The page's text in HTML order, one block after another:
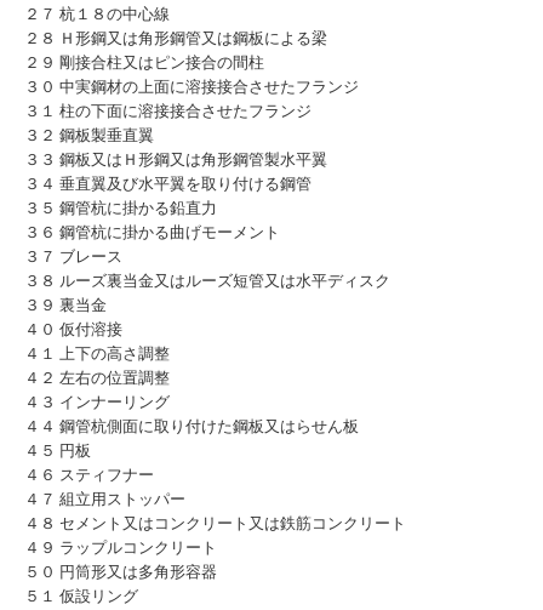
２７ 杭１８の中心線
２８ Ｈ形鋼又は角形鋼管又は鋼板による梁
２９ 剛接合柱又はピン接合の間柱
３０ 中実鋼材の上面に溶接接合させたフランジ
３１ 柱の下面に溶接接合させたフランジ
３２ 鋼板製垂直翼
３３ 鋼板又はＨ形鋼又は角形鋼管製水平翼
３４ 垂直翼及び水平翼を取り付ける鋼管
３５ 鋼管杭に掛かる鉛直力
３６ 鋼管杭に掛かる曲げモーメント
３７ ブレース
３８ ルーズ裏当金又はルーズ短管又は水平ディスク
３９ 裏当金
４０ 仮付溶接
４１ 上下の高さ調整
４２ 左右の位置調整
４３ インナーリング
４４ 鋼管杭側面に取り付けた鋼板又はらせん板
４５ 円板
４６ スティフナー
４７ 組立用ストッパー
４８ セメント又はコンクリート又は鉄筋コンクリート
４９ ラップルコンクリート
５０ 円筒形又は多角形容器
５１ 仮設リング